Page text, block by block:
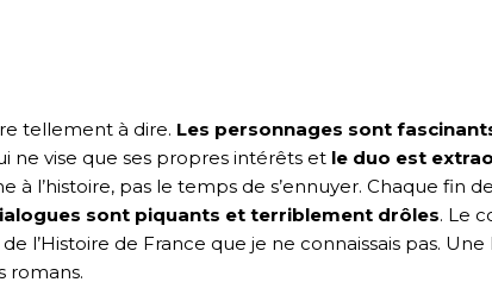
tellement à dire. Les personnages sont
ne vise que ses propres intérêts et le duo est
l’histoire, pas le temps de s’ennuyer. Chaque fin
sont piquants et terriblement drôles. Le
l’Histoire de France que je ne connaissais pas.
romans.